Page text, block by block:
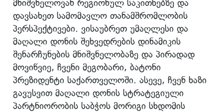
მნიშვნელოვან რეგიონულ საკითხებზე და
დავსახეთ სამომავლო თანამშრომლობის
პერსპექტივები. ვისაუბრეთ უმაღლესი და
მაღალი დონის შეხვედრების დინამიკის
შენარჩუნების მნიშვნელობაზე და პირადად
მოვიწვიე, ჩვენი მეგობარი, ბატონი
პრეზიდენტი საქართველოში. ასევე, ჩვენ ხაზი
გავუსვით მაღალი დონის სტრატეგიული
პარტნიორობის საბჭოს მორიგი სხდომის